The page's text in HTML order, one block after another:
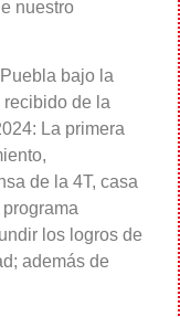
nuestro
bajo la
de la
La primera
de la 4T, casa
los logros de
además de